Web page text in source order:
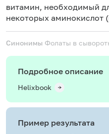
витамин, необходимый
некоторых аминокислот
Синонимы Фолаты в
Подробное описание
Helixbook
Пример результата